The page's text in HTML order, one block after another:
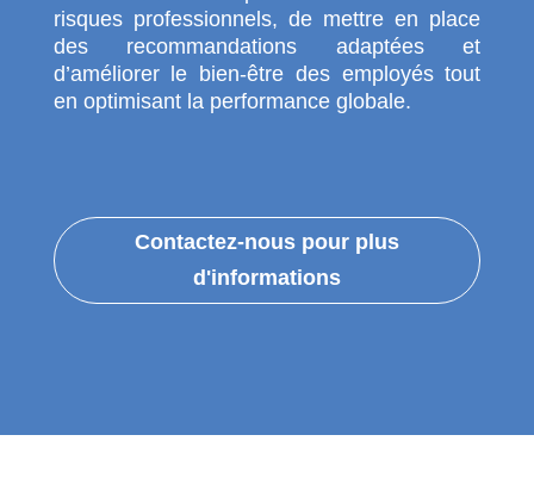
risques professionnels, de mettre en place
des recommandations adaptées et
d’améliorer le bien-être des employés tout
en optimisant la performance globale.
Contactez-nous pour plus
d'informations